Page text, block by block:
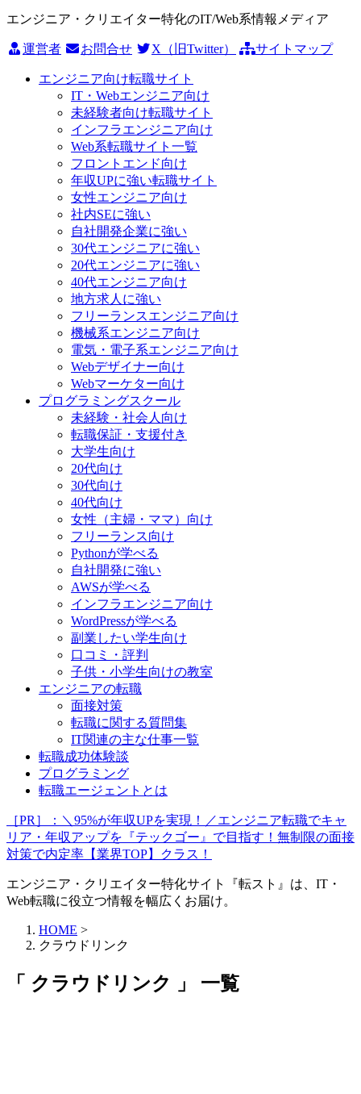
エンジニア・クリエイター特化のIT/Web系情報メディア
運営者 お問合せ X（旧Twitter） サイトマップ
エンジニア向け転職サイト
IT・Webエンジニア向け
未経験者向け転職サイト
インフラエンジニア向け
Web系転職サイト一覧
フロントエンド向け
年収UPに強い転職サイト
女性エンジニア向け
社内SEに強い
自社開発企業に強い
30代エンジニアに強い
20代エンジニアに強い
40代エンジニア向け
地方求人に強い
フリーランスエンジニア向け
機械系エンジニア向け
電気・電子系エンジニア向け
Webデザイナー向け
Webマーケター向け
プログラミングスクール
未経験・社会人向け
転職保証・支援付き
大学生向け
20代向け
30代向け
40代向け
女性（主婦・ママ）向け
フリーランス向け
Pythonが学べる
自社開発に強い
AWSが学べる
インフラエンジニア向け
WordPressが学べる
副業したい学生向け
口コミ・評判
子供・小学生向けの教室
エンジニアの転職
面接対策
転職に関する質問集
IT関連の主な仕事一覧
転職成功体験談
プログラミング
転職エージェントとは
［PR］：＼95%が年収UPを実現！／エンジニア転職でキャ
リア・年収アップを『テックゴー』で目指す！無制限の面接
対策で内定率【業界TOP】クラス！
エンジニア・クリエイター特化サイト『転スト』は、IT・
Web転職に役立つ情報を幅広くお届け。
HOME >
クラウドリンク
「 クラウドリンク 」 一覧